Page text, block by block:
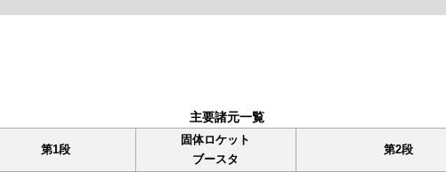
主要諸元一覧
第1段
固体ロケット
ブースタ
第2段